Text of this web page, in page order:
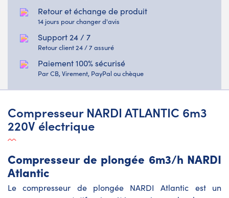
Retour et échange de produit
14 jours pour changer d'avis
Support 24 / 7
Retour client 24 / 7 assuré
Paiement 100% sécurisé
Par CB, Virement, PayPal ou chèque
Compresseur NARDI ATLANTIC 6m3
220V électrique
Compresseur de plongée 6m3/h NARDI
Atlantic
Lecompresseur de plongéeNARDI Atlantic est un